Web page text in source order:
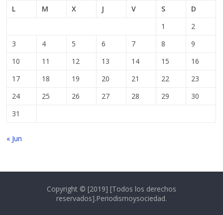
L
M X J V S
D
1
2
3
4 5 6 7 8
9
10
11 12 13 14 15
16
17
18 19 20 21 22
23
24
25 26 27 28 29
30
31
« Jun
Copyright © [2019] [Todos los derechos
reservados].Periodismoysociedad.